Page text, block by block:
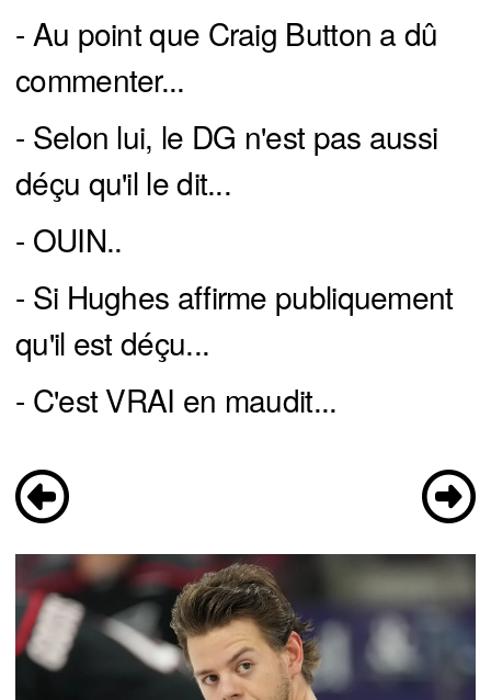
- Au point que Craig Button a dû
commenter...
- Selon lui, le DG n'est pas aussi
déçu qu'il le dit...
- OUIN..
- Si Hughes affirme publiquement
qu'il est déçu...
- C'est VRAI en maudit...